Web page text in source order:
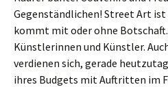
Gegenständlichen! Street Art ist
kommt mit oder ohne
Künstlerinnen und Künstler.
verdienen sich, gerade
ihres Budgets mit Auftritten im